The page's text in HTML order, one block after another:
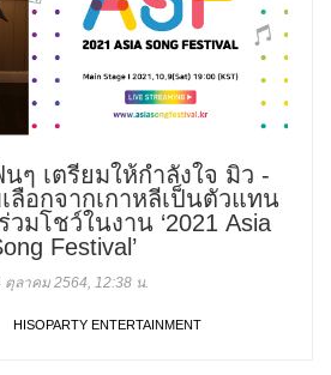
ๆ เตรียมให้กำลังใจ มิว -
ลือกจากเกาหลีเป็นตัวแทน
มโชว์ในงาน ‘2021 Asia
Festival’
ตุลาคม 2564, 12:38 น.
HISOPARTY ENTERTAINMENT